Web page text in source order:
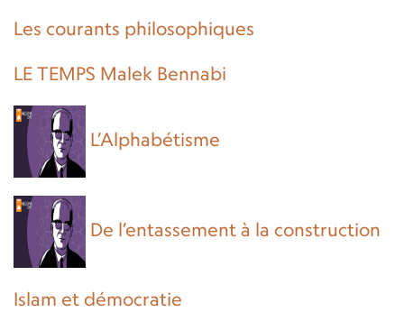
Les courants philosophiques
LE TEMPS Malek Bennabi
L’Alphabétisme
De l’entassement à la construction
Islam et démocratie